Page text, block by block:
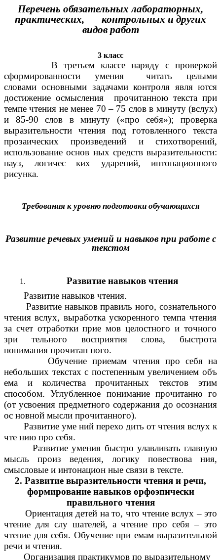
Перечень обязательных лабораторных,
практических, контрольных и других
видов работ
3 класс
В третьем классе наряду с проверкой
сформированности умения читать целыми
словами основными задачами контроля явля ются
достижение осмысления прочитанною текста при
темпе чтения не менее 70 – 75 слов в минуту (вслух)
и 85-90 слов в минуту («про себя»); проверка
выразительности чтения под готовленного текста
прозаических произведений и стихотворений,
использование основ ных средств выразительности:
пауз, логичес ких ударений, интонационного
рисунка.
Требования к уровню подготовки обучающихся
Развитие речевых умений и навыков при работе с
текстом
Развитие навыков чтения
Развитие навыков чтения.
Развитие навыков правиль ного, сознательного
чтения вслух, выработка ускоренного темпа чтения
за счет отработки прие мов целостного и точного
зри тельного восприятия слова, быстрота
понимания прочитан ного.
Обучение приемам чтения про себя на
небольших текстах с постепенным увеличением объ
ема и количества прочитанных текстов этим
способом. Углубленное понимание прочитанно го
(от усвоения предметного содержания до осознания
ос новной мысли прочитанного).
Развитие уме ний перехо дить от чтения вслух к
чте нию про себя.
Развитие умения быстро улавливать главную
мысль произ ведения, логику повествова ния,
смысловые и интонацион ные связи в тексте.
2. Развитие выразительности чтения и речи,
формирование навыков орфоэпически
правильного чтения
Ориентация детей на то, что чтение вслух – это
чтение для слу шателей, а чтение про себя – это
чтение для себя. Обучение при емам выразительной
речи и чтения.
Организация практикумов по выразительному